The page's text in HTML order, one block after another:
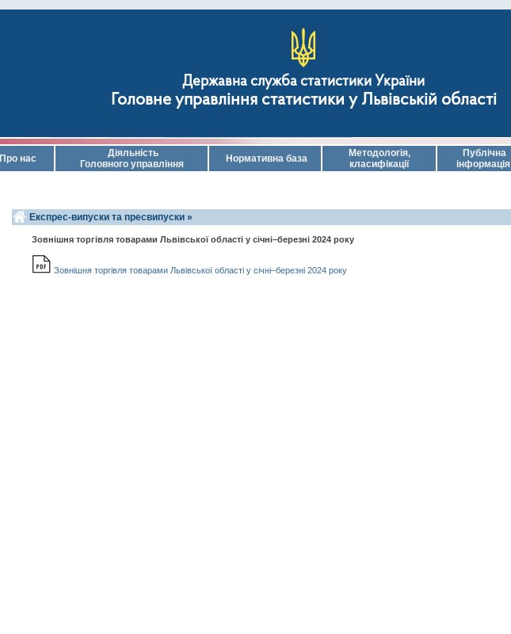
Державна служба статистики України
Головне управління статистики у Львівській області
Про нас
Діяльність
Головного управління
Нормативна база
Методологія,
класифікації
Публічна
інформація
Експрес-випуски та пресвипуски »
Зовнішня торгівля товарами Львівської області у січні–березні 2024 року
Зовнішня торгівля товарами Львівської області у січні–березні 2024 року